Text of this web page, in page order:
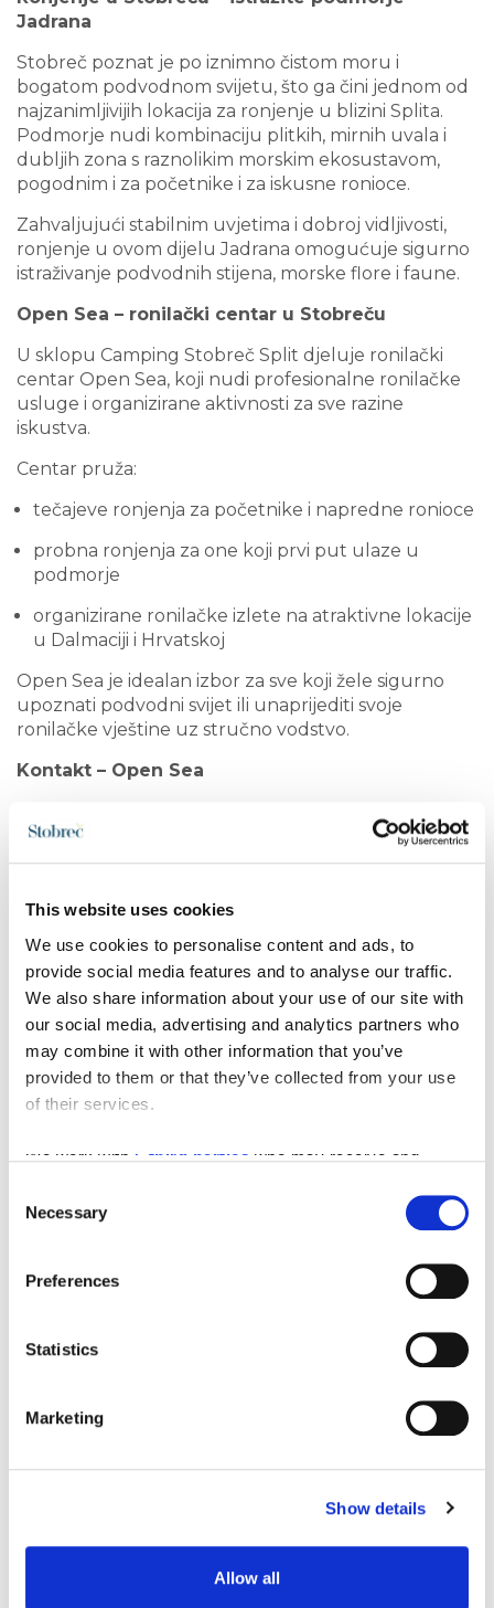
This website uses cookies
We use cookies to personalise content and ads, to
provide social media features and to analyse our traffic.
We also share information about your use of our site with
our social media, advertising and analytics partners who
may combine it with other information that you’ve
provided to them or that they’ve collected from your use
of their services.
We work with5 third partieswho may receive and
Selection
Necessary
Preferences
Statistics
Marketing
Show details
Allow all
Jadrana
Stobreč poznat je po iznimno čistom moru i
bogatom podvodnom svijetu, što ga čini jednom od
najzanimljivijih lokacija za ronjenje u blizini Splita.
Podmorje nudi kombinaciju plitkih, mirnih uvala i
dubljih zona s raznolikim morskim ekosustavom,
pogodnim i za početnike i za iskusne ronioce.
Zahvaljujući stabilnim uvjetima i dobroj vidljivosti,
ronjenje u ovom dijelu Jadrana omogućuje sigurno
istraživanje podvodnih stijena, morske flore i faune.
Open Sea – ronilački centar u Stobreču
U sklopu Camping Stobreč Split djeluje ronilački
centar Open Sea, koji nudi profesionalne ronilačke
usluge i organizirane aktivnosti za sve razine
iskustva.
Centar pruža:
tečajeve ronjenja za početnike i napredne ronioce
probna ronjenja za one koji prvi put ulaze u
podmorje
organizirane ronilačke izlete na atraktivne lokacije
u Dalmaciji i Hrvatskoj
Open Sea je idealan izbor za sve koji žele sigurno
upoznati podvodni svijet ili unaprijediti svoje
ronilačke vještine uz stručno vodstvo.
Kontakt – Open Sea
Put Svetog Lovre 6
21311 Stobreč, Hrvatska
opensea.croatia@gmail.com
Aktivni doživljaj podmorja
Ronjenje u Stobreču pruža jedinstvenu priliku za
istraživanje Jadranskog mora i njegovih prirodnih
ljepota. Kombinacija čiste vode, pristupačnih lokacija
i profesionalne ronilačke infrastrukture čini Stobreč
izvrsnom destinacijom za ronilački turizam u